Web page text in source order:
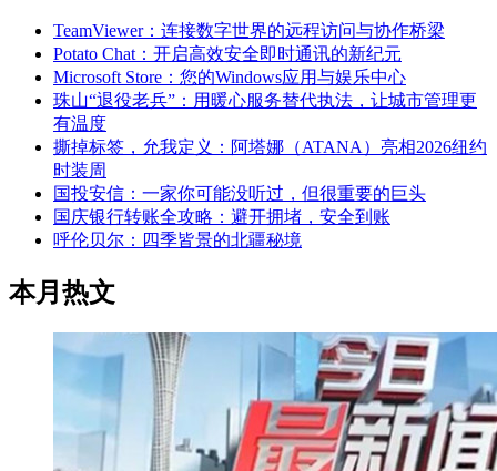
TeamViewer：连接数字世界的远程访问与协作桥梁
Potato Chat：开启高效安全即时通讯的新纪元
Microsoft Store：您的Windows应用与娱乐中心
珠山“退役老兵”：用暖心服务替代执法，让城市管理更
有温度
撕掉标签，允我定义：阿塔娜（ATANA）亮相2026纽约
时装周
国投安信：一家你可能没听过，但很重要的巨头
国庆银行转账全攻略：避开拥堵，安全到账
呼伦贝尔：四季皆景的北疆秘境
本月热文